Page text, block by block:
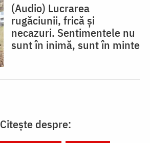
(Audio) Lucrarea
rugăciunii, frică și
necazuri. Sentimentele nu
sunt în inimă, sunt în minte
Citește despre: